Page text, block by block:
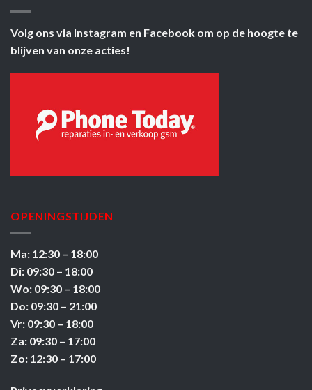
Volg ons via Instagram en Facebook om op de hoogte te
blijven van onze acties!
OPENINGSTIJDEN
Ma: 12:30 – 18:00
Di: 09:30 – 18:00
Wo: 09:30 – 18:00
Do: 09:30 – 21:00
Vr: 09:30 – 18:00
Za: 09:30 – 17:00
Zo: 12:30 – 17:00